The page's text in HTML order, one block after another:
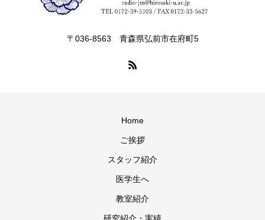
〒036-8563 青森県弘前市在府町5
Home
ご挨拶
スタッフ紹介
医学生へ
教室紹介
研究紹介・実績